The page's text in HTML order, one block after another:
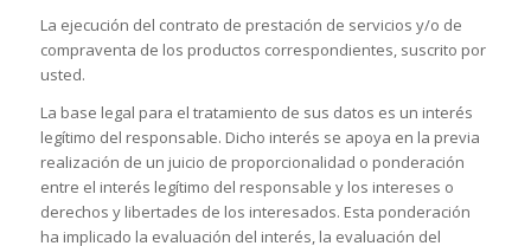
La ejecución del contrato de prestación de servicios y/o de
compraventa de los productos correspondientes, suscrito por
usted.
La base legal para el tratamiento de sus datos es un interés
legítimo del responsable. Dicho interés se apoya en la previa
realización de un juicio de proporcionalidad o ponderación
entre el interés legítimo del responsable y los intereses o
derechos y libertades de los interesados. Esta ponderación
ha implicado la evaluación del interés, la evaluación del